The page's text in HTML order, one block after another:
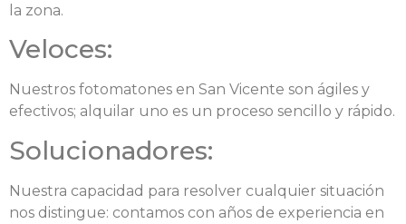
la zona.
Veloces:
Nuestros fotomatones en San Vicente son ágiles y
efectivos; alquilar uno es un proceso sencillo y rápido.
Solucionadores:
Nuestra capacidad para resolver cualquier situación
nos distingue: contamos con años de experiencia en